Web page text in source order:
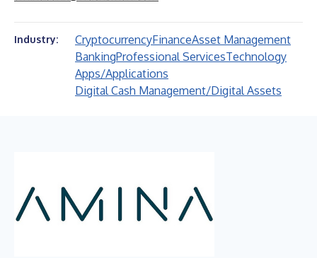
Industry: CryptocurrencyFinanceAsset Management
BankingProfessional ServicesTechnology
Apps/Applications
Digital Cash Management/Digital Assets